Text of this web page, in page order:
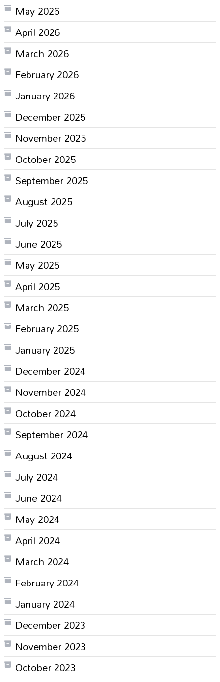
May 2026
April 2026
March 2026
February 2026
January 2026
December 2025
November 2025
October 2025
September 2025
August 2025
July 2025
June 2025
May 2025
April 2025
March 2025
February 2025
January 2025
December 2024
November 2024
October 2024
September 2024
August 2024
July 2024
June 2024
May 2024
April 2024
March 2024
February 2024
January 2024
December 2023
November 2023
October 2023